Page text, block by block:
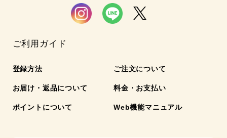
ご利用ガイド
登録方法 ご注文について
お届け・返品について 料金・お支払い
ポイントについて Web機能マニュアル